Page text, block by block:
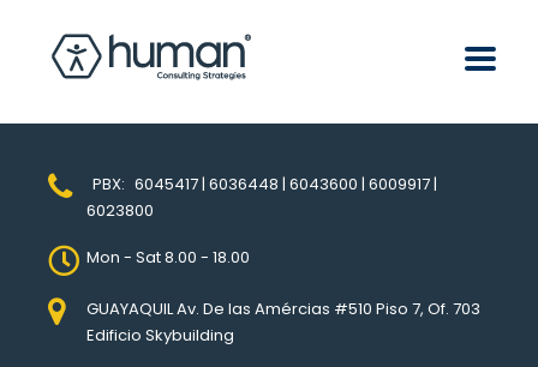
PBX: 6045417 | 6036448 | 6043600 | 6009917 |
6023800
Mon - Sat 8.00 - 18.00
GUAYAQUIL Av. De las Amércias #510 Piso 7, Of. 703
Edificio Skybuilding